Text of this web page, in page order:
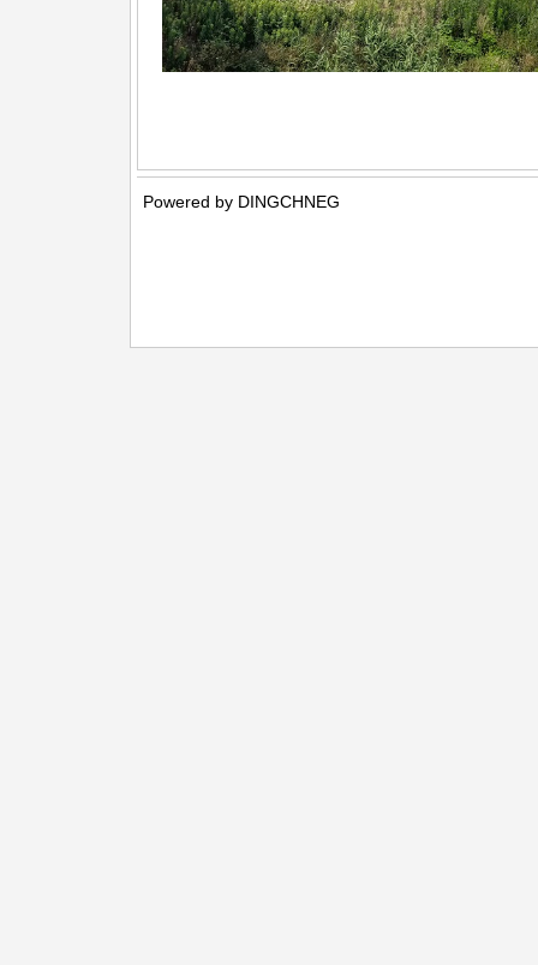
Powered by DINGCHNEG